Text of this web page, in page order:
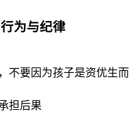
为与纪律
不要因为孩子是资优生而
担后果